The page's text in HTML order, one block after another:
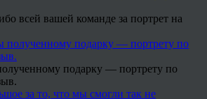
всей вашей команде за портрет на
подарку — портрету по